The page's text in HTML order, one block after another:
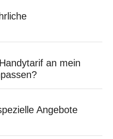
an mein
Angebote